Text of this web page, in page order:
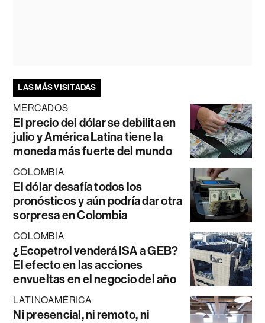
LAS MÁS VISITADAS
MERCADOS
El precio del dólar se debilita en
julio y América Latina tiene la
moneda más fuerte del mundo
COLOMBIA
El dólar desafía todos los
pronósticos y aún podría dar otra
sorpresa en Colombia
COLOMBIA
¿Ecopetrol venderá ISA a GEB?
El efecto en las acciones
envueltas en el negocio del año
LATINOAMÉRICA
Ni presencial, ni remoto, ni